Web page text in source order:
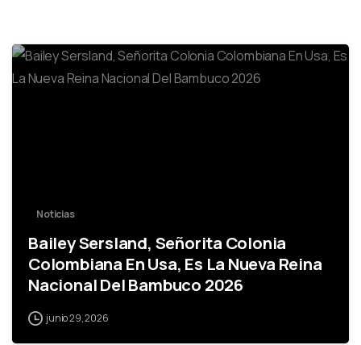
Noticias
Bailey Sersland, Señorita Colonia
Colombiana En Usa, Es La Nueva Reina
Nacional Del Bambuco 2026
junio 29, 2026